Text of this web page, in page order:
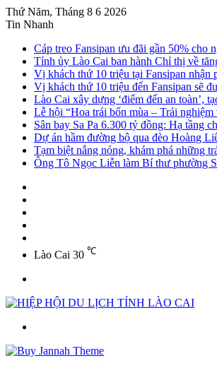
Thứ Năm, Tháng 8 6 2026
Tin Nhanh
Cáp treo Fansipan ưu đãi gần 50% cho
Tỉnh ủy Lào Cai ban hành Chỉ thị về
Vị khách thứ 10 triệu tại Fansipan nhận
Vị khách thứ 10 triệu đến Fansipan sẽ
Lào Cai xây dựng ‘điểm đến an toàn’,
Lễ hội “Hoa trái bốn mùa – Trải
Sân bay Sa Pa 6.300 tỷ đồng: Hạ tầng
Dự án hầm đường bộ qua đèo Hoàng
Tạm biệt nắng nóng, khám phá những
Ông Tô Ngọc Liễn làm Bí thư phường
Lào Cai 30 ℃